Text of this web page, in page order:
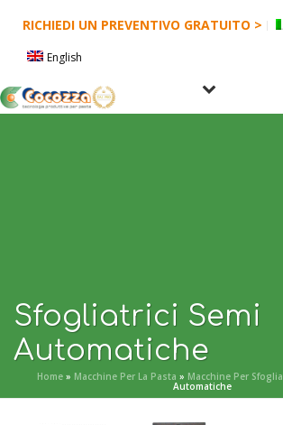
RICHIEDI UN PREVENTIVO GRATUITO >
English
Sfogliatrici Semi
Automatiche
Home » Macchine Per La Pasta » Macchine Per Sfoglia
Automatiche